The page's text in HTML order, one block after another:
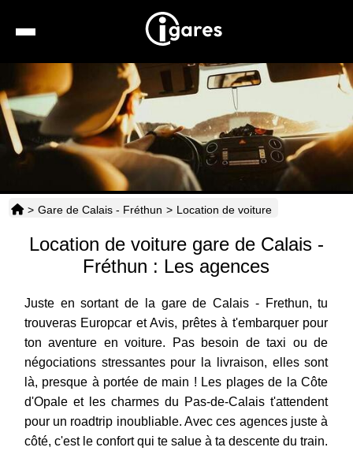
Recherche
Location de voiture
Hôtels
Taxis
Horaires
> Gare de Calais - Fréthun > Location de voiture
Location de voiture gare de Calais -
Fréthun : Les agences
Juste en sortant de la gare de Calais - Frethun, tu
trouveras Europcar et Avis, prêtes à t'embarquer pour
ton aventure en voiture. Pas besoin de taxi ou de
négociations stressantes pour la livraison, elles sont
là, presque à portée de main ! Les plages de la Côte
d'Opale et les charmes du Pas-de-Calais t'attendent
pour un roadtrip inoubliable. Avec ces agences juste à
côté, c'est le confort qui te salue à ta descente du train.